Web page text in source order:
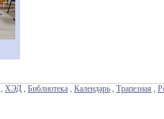
, ХЭД , Библиотека , Календарь , Трапезная ,